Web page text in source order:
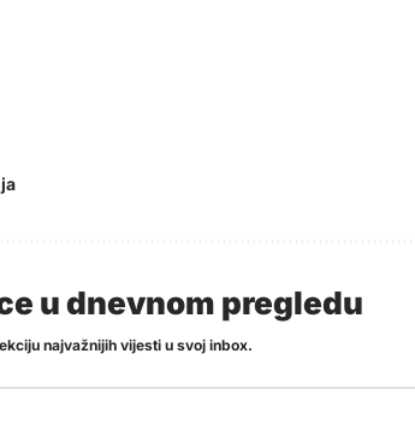
u dnevnom pregledu
najvažnijih vijesti u svoj inbox.